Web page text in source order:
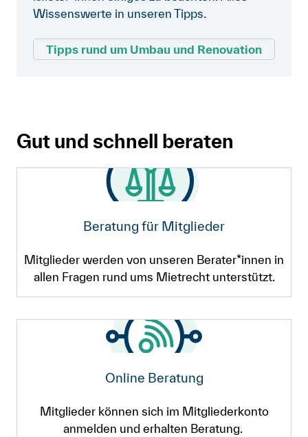
Wissenswerte in unseren Tipps.
Tipps rund um Umbau und Renovation
Gut und schnell beraten
Beratung für Mitglieder
Mitglieder werden von unseren Berater*innen in
allen Fragen rund ums Mietrecht unterstützt.
Online Beratung
Mitglieder können sich im Mitgliederkonto
anmelden und erhalten Beratung.